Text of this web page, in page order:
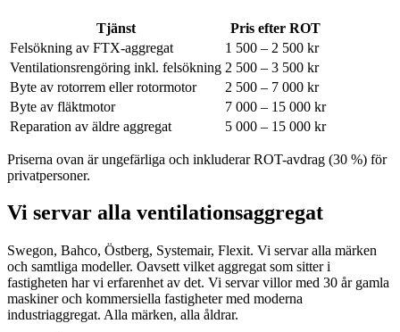
Tjänst
Pris efter ROT
Felsökning av FTX-aggregat
1 500 – 2 500 kr
Ventilationsrengöring inkl. felsökning 2 500 – 3 500 kr
Byte av rotorrem eller rotormotor
2 500 – 7 000 kr
Byte av fläktmotor
7 000 – 15 000 kr
Reparation av äldre aggregat
5 000 – 15 000 kr
Priserna ovan är ungefärliga och inkluderar ROT-avdrag (30 %) för
privatpersoner.
Vi servar alla ventilationsaggregat
Swegon, Bahco, Östberg, Systemair, Flexit. Vi servar alla märken
och samtliga modeller. Oavsett vilket aggregat som sitter i
fastigheten har vi erfarenhet av det. Vi servar villor med 30 år gamla
maskiner och kommersiella fastigheter med moderna
industriaggregat. Alla märken, alla åldrar.